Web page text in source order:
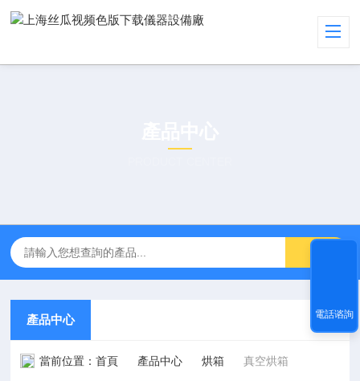
產品中心
當前位置：首頁 產品中心 烘箱 真空烘箱
電話谘詢